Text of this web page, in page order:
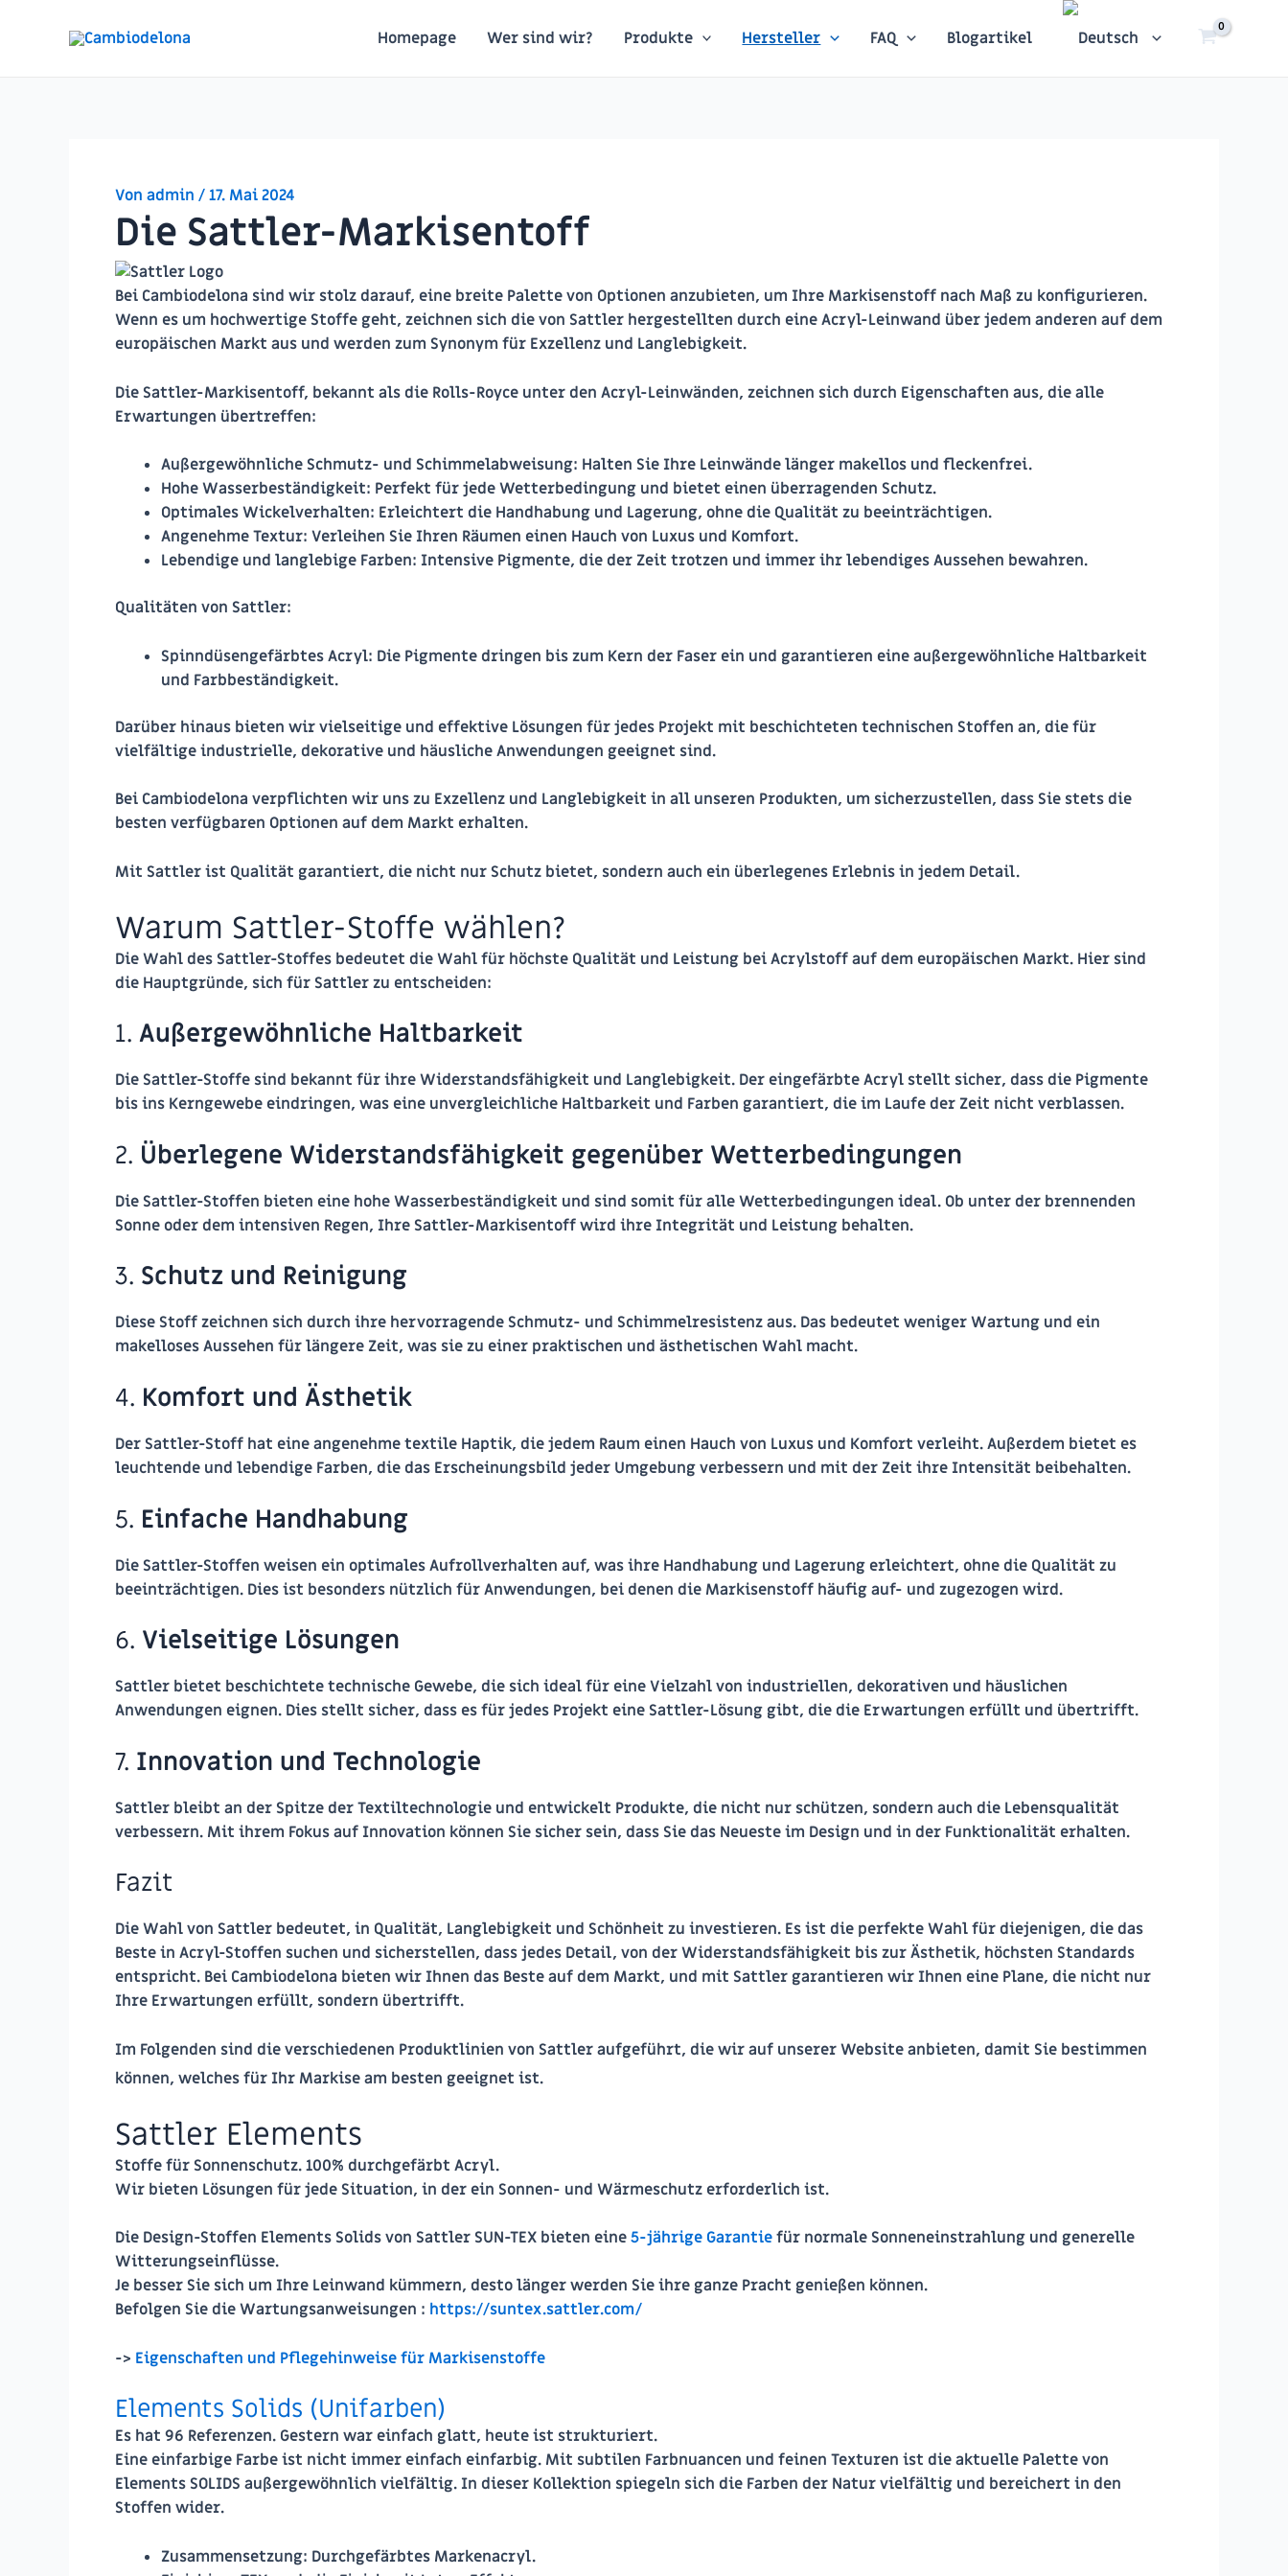
Homepage Wer sind wir? Produkte Hersteller FAQ Blogartikel
Von admin /17. Mai 2024
Die Sattler-Markisentoff
Bei Cambiodelona sind wir stolz darauf, eine breite Palette von Optionen anzubieten, um Ihre Markisenstoff nach Maß zu konfigurieren.
Wenn es um hochwertige Stoffe geht, zeichnen sich die von Sattler hergestellten durch eine Acryl-Leinwand über jedem anderen auf dem
europäischen Markt aus und werden zum Synonym für Exzellenz und Langlebigkeit.
Die Sattler-Markisentoff, bekannt als die Rolls-Royce unter den Acryl-Leinwänden, zeichnen sich durch Eigenschaften aus, die alle
Erwartungen übertreffen:
Außergewöhnliche Schmutz- und Schimmelabweisung: Halten Sie Ihre Leinwände länger makellos und fleckenfrei.
Hohe Wasserbeständigkeit: Perfekt für jede Wetterbedingung und bietet einen überragenden Schutz.
Optimales Wickelverhalten: Erleichtert die Handhabung und Lagerung, ohne die Qualität zu beeinträchtigen.
Angenehme Textur: Verleihen Sie Ihren Räumen einen Hauch von Luxus und Komfort.
Lebendige und langlebige Farben: Intensive Pigmente, die der Zeit trotzen und immer ihr lebendiges Aussehen bewahren.
Qualitäten von Sattler:
Spinndüsengefärbtes Acryl: Die Pigmente dringen bis zum Kern der Faser ein und garantieren eine außergewöhnliche Haltbarkeit
und Farbbeständigkeit.
Darüber hinaus bieten wir vielseitige und effektive Lösungen für jedes Projekt mit beschichteten technischen Stoffen an, die für
vielfältige industrielle, dekorative und häusliche Anwendungen geeignet sind.
Bei Cambiodelona verpflichten wir uns zu Exzellenz und Langlebigkeit in all unseren Produkten, um sicherzustellen, dass Sie stets die
besten verfügbaren Optionen auf dem Markt erhalten.
Mit Sattler ist Qualität garantiert, die nicht nur Schutz bietet, sondern auch ein überlegenes Erlebnis in jedem Detail.
Warum Sattler-Stoffe wählen?
Die Wahl des Sattler-Stoffes bedeutet die Wahl für höchste Qualität und Leistung bei Acrylstoff auf dem europäischen Markt. Hier sind
die Hauptgründe, sich für Sattler zu entscheiden:
1. Außergewöhnliche Haltbarkeit
Die Sattler-Stoffe sind bekannt für ihre Widerstandsfähigkeit und Langlebigkeit. Der eingefärbte Acryl stellt sicher, dass die Pigmente
bis ins Kerngewebe eindringen, was eine unvergleichliche Haltbarkeit und Farben garantiert, die im Laufe der Zeit nicht verblassen.
2. Überlegene Widerstandsfähigkeit gegenüber Wetterbedingungen
Die Sattler-Stoffen bieten eine hohe Wasserbeständigkeit und sind somit für alle Wetterbedingungen ideal. Ob unter der brennenden
Sonne oder dem intensiven Regen, Ihre Sattler-Markisentoff wird ihre Integrität und Leistung behalten.
3. Schutz und Reinigung
Diese Stoff zeichnen sich durch ihre hervorragende Schmutz- und Schimmelresistenz aus. Das bedeutet weniger Wartung und ein
makelloses Aussehen für längere Zeit, was sie zu einer praktischen und ästhetischen Wahl macht.
4. Komfort und Ästhetik
Der Sattler-Stoff hat eine angenehme textile Haptik, die jedem Raum einen Hauch von Luxus und Komfort verleiht. Außerdem bietet es
leuchtende und lebendige Farben, die das Erscheinungsbild jeder Umgebung verbessern und mit der Zeit ihre Intensität beibehalten.
5. Einfache Handhabung
Die Sattler-Stoffen weisen ein optimales Aufrollverhalten auf, was ihre Handhabung und Lagerung erleichtert, ohne die Qualität zu
beeinträchtigen. Dies ist besonders nützlich für Anwendungen, bei denen die Markisenstoff häufig auf- und zugezogen wird.
6. Vielseitige Lösungen
Sattler bietet beschichtete technische Gewebe, die sich ideal für eine Vielzahl von industriellen, dekorativen und häuslichen
Anwendungen eignen. Dies stellt sicher, dass es für jedes Projekt eine Sattler-Lösung gibt, die die Erwartungen erfüllt und übertrifft.
7. Innovation und Technologie
Sattler bleibt an der Spitze der Textiltechnologie und entwickelt Produkte, die nicht nur schützen, sondern auch die Lebensqualität
verbessern. Mit ihrem Fokus auf Innovation können Sie sicher sein, dass Sie das Neueste im Design und in der Funktionalität erhalten.
Fazit
Die Wahl von Sattler bedeutet, in Qualität, Langlebigkeit und Schönheit zu investieren. Es ist die perfekte Wahl für diejenigen, die das
Beste in Acryl-Stoffen suchen und sicherstellen, dass jedes Detail, von der Widerstandsfähigkeit bis zur Ästhetik, höchsten Standards
entspricht. Bei Cambiodelona bieten wir Ihnen das Beste auf dem Markt, und mit Sattler garantieren wir Ihnen eine Plane, die nicht nur
Ihre Erwartungen erfüllt, sondern übertrifft.
Im Folgenden sind die verschiedenen Produktlinien von Sattler aufgeführt, die wir auf unserer Website anbieten, damit Sie bestimmen
können, welches für Ihr Markise am besten geeignet ist.
Sattler Elements
Stoffe für Sonnenschutz. 100% durchgefärbt Acryl.
Wir bieten Lösungen für jede Situation, in der ein Sonnen- und Wärmeschutz erforderlich ist.
Die Design-Stoffen Elements Solids von Sattler SUN-TEX bieten eine5-jährige Garantiefür normale Sonneneinstrahlung und generelle
Witterungseinflüsse.
Je besser Sie sich um Ihre Leinwand kümmern, desto länger werden Sie ihre ganze Pracht genießen können.
Befolgen Sie die Wartungsanweisungen : https://suntex.sattler.com/
-> Eigenschaften und Pflegehinweise für Markisenstoffe
Elements Solids (Unifarben)
Es hat 96 Referenzen. Gestern war einfach glatt, heute ist strukturiert.
Eine einfarbige Farbe ist nicht immer einfach einfarbig. Mit subtilen Farbnuancen und feinen Texturen ist die aktuelle Palette von
Elements SOLIDS außergewöhnlich vielfältig. In dieser Kollektion spiegeln sich die Farben der Natur vielfältig und bereichert in den
Stoffen wider.
Zusammensetzung: Durchgefärbtes Markenacryl.